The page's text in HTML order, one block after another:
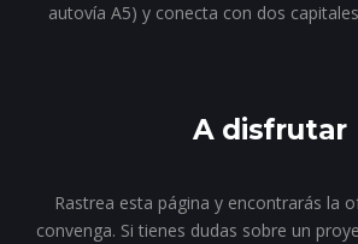
autovía A5) y conecta con dos
A disfrutar
Rastrea esta página y encontrarás la
convenga. Si tienes dudas sobre un